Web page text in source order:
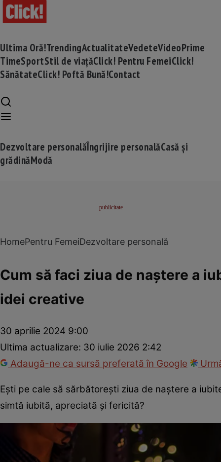
Ultima Oră!TrendingActualitateVedeteVideoPrime
TimeSportStil de viațăClick! Pentru FemeiClick!
SănătateClick! Poftă Bună!Contact
Dezvoltare personalăÎngrijire personalăCasă și
grădinăModă
HomePentru FemeiDezvoltare personală
Cum să faci ziua de naștere a
idei creative
30 aprilie 2024 9:00
Ultima actualizare: 30 iulie 2026 2:42
Adaugă-ne ca sursă preferată în Google
Ești pe cale să sărbătorești ziua de naștere a
simtă iubită, apreciată și fericită?